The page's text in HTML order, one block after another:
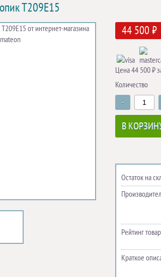
Т209Е15
44 500 ₽
Цена 44 500 ₽
Количество
-
В
Остаток на
Рейтинг
Краткое